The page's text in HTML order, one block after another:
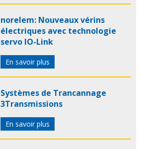
norelem: Nouveaux vérins
électriques avec technologie
servo IO-Link
En savoir plus
Systèmes de Trancannage
3Transmissions
En savoir plus